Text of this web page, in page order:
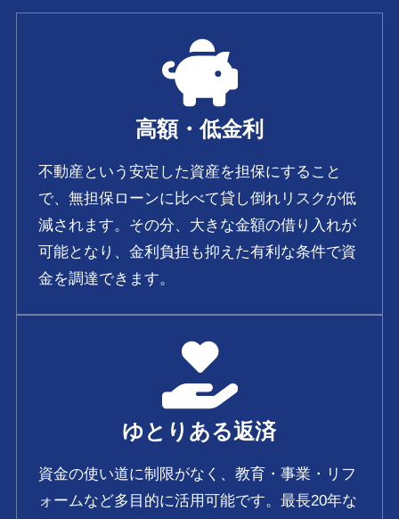
高額・低金利
不動産という安定した資産を担保にすること
で、無担保ローンに比べて貸し倒れリスクが低
減されます。その分、大きな金額の借り入れが
可能となり、金利負担も抑えた有利な条件で資
金を調達できます。
ゆとりある返済
資金の使い道に制限がなく、教育・事業・リフ
ォームなど多目的に活用可能です。最長20年な